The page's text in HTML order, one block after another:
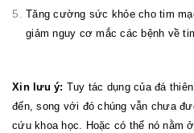
Tăng cường sức khỏe cho tim
giảm nguy cơ mắc các bệnh về
Xin lưu ý: Tuy tác dụng của đá
đến, song với đó chúng vẫn chưa
cứu khoa học. Hoặc có thể nó nằm